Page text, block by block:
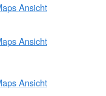
Ansicht
Ansicht
Ansicht